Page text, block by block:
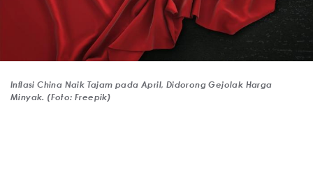
Inflasi China Naik Tajam pada April, Didorong Gejolak Harga
Minyak. (Foto: Freepik)